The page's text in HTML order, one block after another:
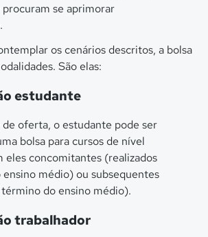
se aprimorar
os cenários descritos, a bolsa
São elas:
estudante
oferta, o estudante pode ser
bolsa para cursos de nível
eles concomitantes (realizados
médio) ou subsequentes
do ensino médio).
trabalhador